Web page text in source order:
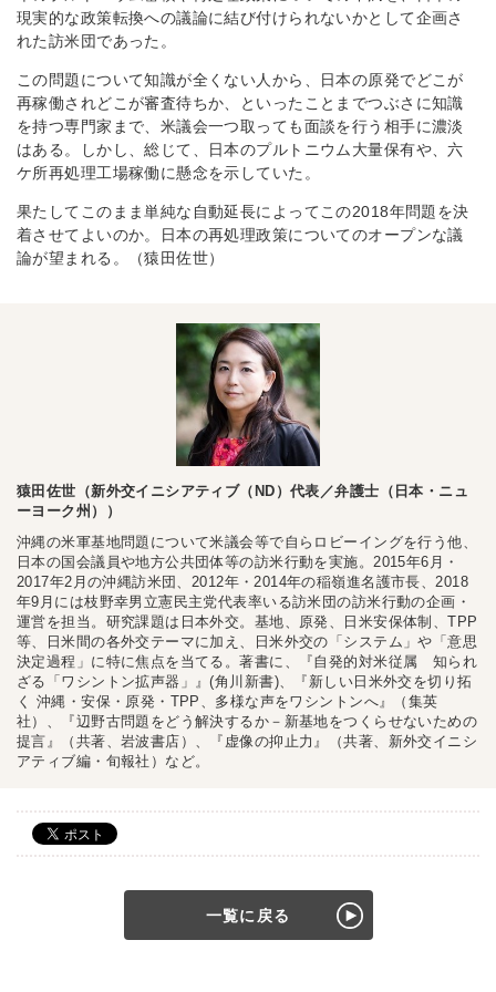
現実的な政策転換への議論に結び付けられないかとして企画さ
れた訪米団であった。
この問題について知識が全くない人から、日本の原発でどこが
再稼働されどこが審査待ちか、といったことまでつぶさに知識
を持つ専門家まで、米議会一つ取っても面談を行う相手に濃淡
はある。しかし、総じて、日本のプルトニウム大量保有や、六
ケ所再処理工場稼働に懸念を示していた。
果たしてこのまま単純な自動延長によってこの2018年問題を決
着させてよいのか。日本の再処理政策についてのオープンな議
論が望まれる。（猿田佐世）
猿田佐世（新外交イニシアティブ（ND）代表／弁護士（日本・ニュ
ーヨーク州））
沖縄の米軍基地問題について米議会等で自らロビーイングを行う他、
日本の国会議員や地方公共団体等の訪米行動を実施。2015年6月・
2017年2月の沖縄訪米団、2012年・2014年の稲嶺進名護市長、2018
年9月には枝野幸男立憲民主党代表率いる訪米団の訪米行動の企画・
運営を担当。研究課題は日本外交。基地、原発、日米安保体制、TPP
等、日米間の各外交テーマに加え、日米外交の「システム」や「意思
決定過程」に特に焦点を当てる。著書に、『自発的対米従属 知られ
ざる「ワシントン拡声器」』(角川新書)、『新しい日米外交を切り拓
く 沖縄・安保・原発・TPP、多様な声をワシントンへ』（集英
社）、『辺野古問題をどう解決するか－新基地をつくらせないための
提言』（共著、岩波書店）、『虚像の抑止力』（共著、新外交イニシ
アティブ編・旬報社）など。
一覧に戻る